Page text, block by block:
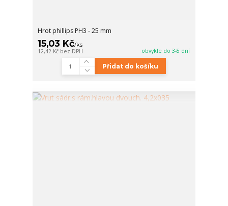
Hrot phillips PH3 - 25 mm
15,03 Kč/ks
12,42 Kč bez DPH obvykle do 3-5 dní
Přidat do košíku